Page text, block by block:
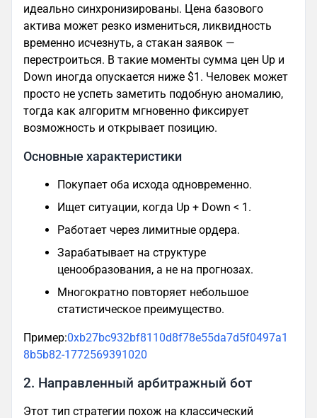
идеально синхронизированы. Цена базового
актива может резко измениться, ликвидность
временно исчезнуть, а стакан заявок —
перестроиться. В такие моменты сумма цен Up и
Down иногда опускается ниже $1. Человек может
просто не успеть заметить подобную аномалию,
тогда как алгоритм мгновенно фиксирует
возможность и открывает позицию.
Основные характеристики
Покупает оба исхода одновременно.
Ищет ситуации, когда Up + Down < 1.
Работает через лимитные ордера.
Зарабатывает на структуре
ценообразования, а не на прогнозах.
Многократно повторяет небольшое
статистическое преимущество.
Пример:0xb27bc932bf8110d8f78e55da7d5f0497a1
8b5b82-1772569391020
2. Направленный арбитражный бот
Этот тип стратегии похож на классический